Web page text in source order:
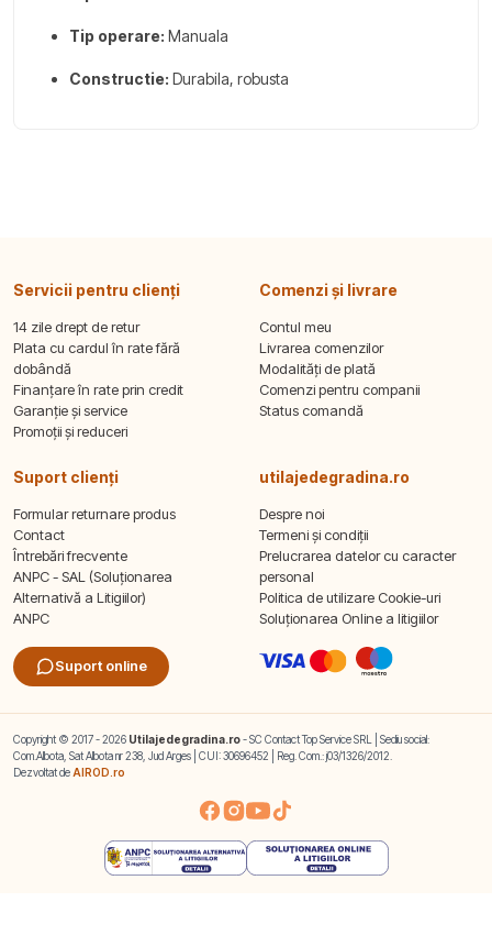
Tip operare: Manuala
Constructie: Durabila, robusta
Servicii pentru clienți
14 zile drept de retur
Plata cu cardul în rate fără
dobândă
Finanțare în rate prin credit
Garanție și service
Promoții și reduceri
Comenzi și livrare
Contul meu
Livrarea comenzilor
Modalități de plată
Comenzi pentru companii
Status comandă
Suport clienți
Formular returnare produs
Contact
Întrebări frecvente
ANPC - SAL (Soluționarea
Alternativă a Litigiilor)
ANPC
Suport online
utilajedegradina.ro
Despre noi
Termeni și condiții
Prelucrarea datelor cu caracter
personal
Politica de utilizare Cookie-uri
Soluționarea Online a litigiilor
Copyright © 2017 - 2026 Utilajedegradina.ro- SC Contact Top Service SRL | Sediu social:
Com.Albota, Sat Albota nr 238, Jud Arges | CUI: 30696452 | Reg. Com.: j03/1326/2012.
Dezvoltat de AIROD.ro